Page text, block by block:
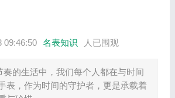
09:46:50 名表知识 人已围观
奏的生活中，我们每个人都在与时间
表，作为时间的守护者，更是承载着